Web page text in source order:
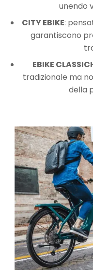
unendo
CITY EBIKE:
garantiscono
EBIKE
tradizionale ma
della